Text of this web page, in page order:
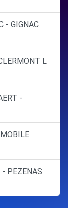
- GIGNAC
L
-
PEZENAS